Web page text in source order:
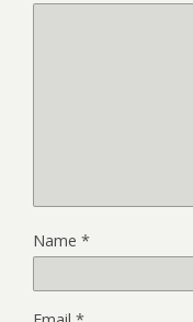
Name *